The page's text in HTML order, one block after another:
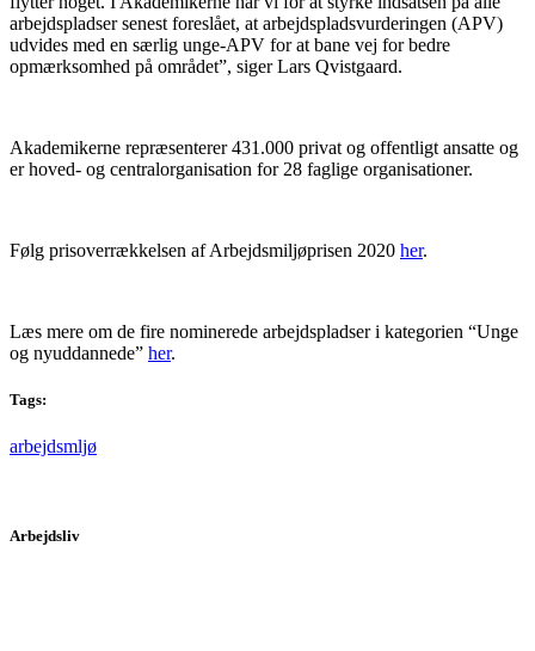
arbejdspladser senest foreslået, at arbejdspladsvurderingen (APV)
udvides med en særlig unge-APV for at bane vej for bedre
opmærksomhed på området”, siger Lars Qvistgaard.
Akademikerne repræsenterer 431.000 privat og offentligt ansatte og
er hoved- og centralorganisation for 28 faglige organisationer.
Følg prisoverrækkelsen af Arbejdsmiljøprisen 2020 her.
Læs mere om de fire nominerede arbejdspladser i kategorien “Unge
og nyuddannede” her.
Tags:
arbejdsmljø
Arbejdsliv